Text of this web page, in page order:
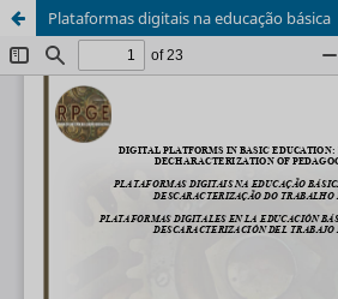
Plataformas digitais na educação básica